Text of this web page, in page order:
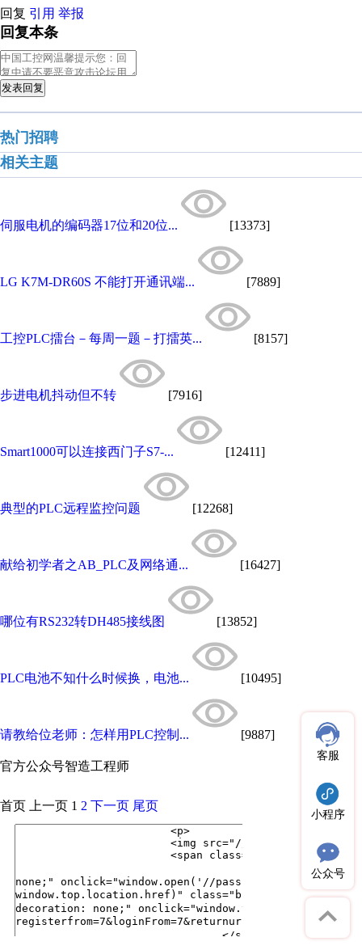
回复 引用 举报
回复本条
发表回复
热门招聘
相关主题
伺服电机的编码器17位和20位... [13373]
LG K7M-DR60S 不能打开通讯端... [7889]
工控PLC擂台－每周一题－打擂英... [8157]
步进电机抖动但不转 [7916]
Smart1000可以连接西门子S7-... [12411]
典型的PLC远程监控问题 [12268]
献给初学者之AB_PLC及网络通... [16427]
哪位有RS232转DH485接线图 [13852]
PLC电池不知什么时候换，电池... [10495]
请教给位老师：怎样用PLC控制... [9887]
官方公众号智造工程师
客服
小程序
公众号
首页 上一页 1 2 下一页 尾页